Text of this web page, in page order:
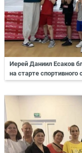
Иерей Даниил Есаков
на старте спортивного